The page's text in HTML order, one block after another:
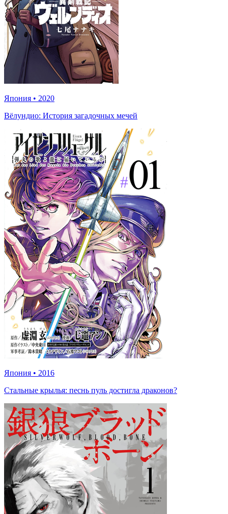
Япония • 2020
Вёлундио: История загадочных мечей
Япония • 2016
Стальные крылья: песнь пуль достигла драконов?